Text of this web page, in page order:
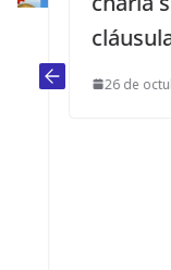
cláusulas
26 de octubre de